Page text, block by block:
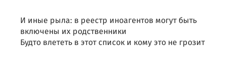
И иные рыла: в реестр иноагентов могут быть
включены их родственники
Будто влететь в этот список и кому это не грозит